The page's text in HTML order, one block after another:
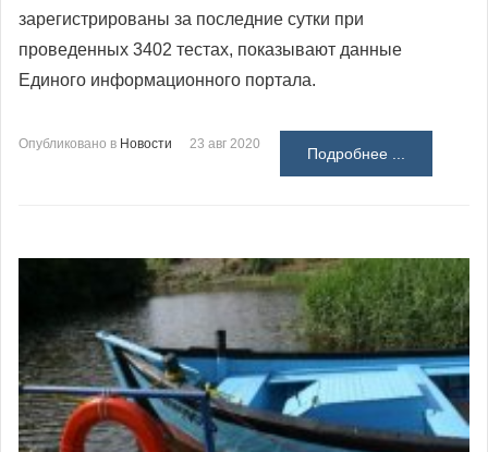
зарегистрированы за последние сутки при
проведенных 3402 тестах, показывают данные
Единого информационного портала.
Опубликовано в Новости 23 авг 2020
Подробнее ...